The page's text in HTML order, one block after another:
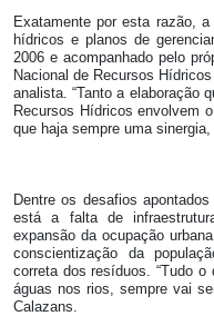
Exatamente por esta razão,
hídricos e planos de
2006 e acompanhado pelo
Nacional de Recursos
analista. “Tanto a elaboração
Recursos Hídricos envolvem
que haja sempre uma
Dentre os desafios
está a falta de
expansão da ocupação
conscientização da
correta dos resíduos. “Tudo
águas nos rios, sempre vai
Calazans.